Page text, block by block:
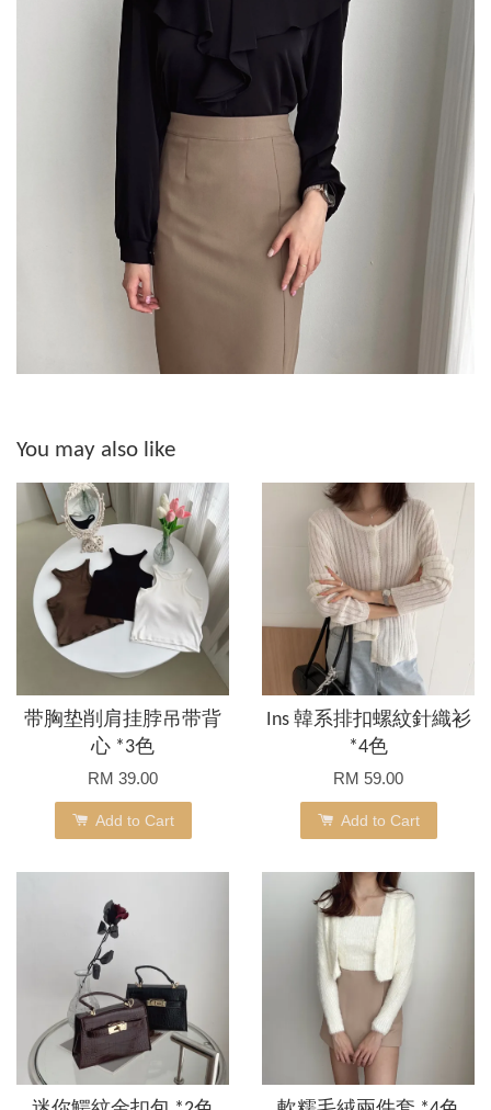
You may also like
带胸垫削肩挂脖吊带背
心 *3色
RM 39.00
Add to Cart
Ins 韓系排扣螺紋針織衫
*4色
RM 59.00
Add to Cart